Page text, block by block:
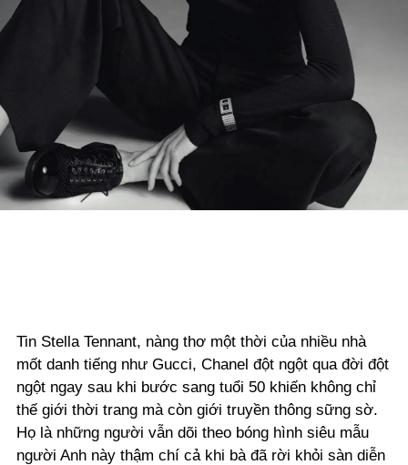
Tin Stella Tennant, nàng thơ một thời của nhiều nhà
mốt danh tiếng như Gucci, Chanel đột ngột qua đời đột
ngột ngay sau khi bước sang tuổi 50 khiến không chỉ
thế giới thời trang mà còn giới truyền thông sững sờ.
Họ là những người vẫn dõi theo bóng hình siêu mẫu
người Anh này thậm chí cả khi bà đã rời khỏi sàn diễn